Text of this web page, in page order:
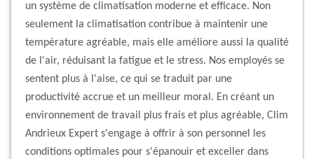
un système de climatisation moderne et efficace. Non
seulement la climatisation contribue à maintenir une
température agréable, mais elle améliore aussi la qualité
de l'air, réduisant la fatigue et le stress. Nos employés se
sentent plus à l'aise, ce qui se traduit par une
productivité accrue et un meilleur moral. En créant un
environnement de travail plus frais et plus agréable, Clim
Andrieux Expert s'engage à offrir à son personnel les
conditions optimales pour s'épanouir et exceller dans